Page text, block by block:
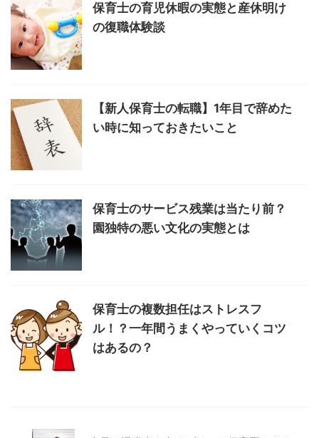
保育士の育児休暇の実態と産休明け
の復職体験談
【新人保育士の転職】1年目で辞めた
い時に知っておきたいこと
保育士のサービス残業は当たり前？
園独特の悪い文化の実態とは
保育士の複数担任はストレスフ
ル！？一年間うまくやっていくコツ
はあるの？